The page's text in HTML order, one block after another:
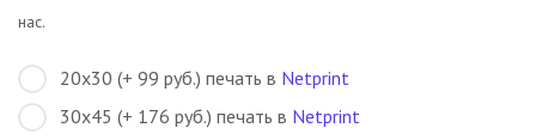
нас.
20х30 (+ 99 руб.) печать в Netprint
30х45 (+ 176 руб.) печать в Netprint